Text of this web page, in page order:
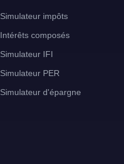
Simulateur impôts
Intérêts composés
Simulateur IFI
Simulateur PER
Simulateur d'épargne